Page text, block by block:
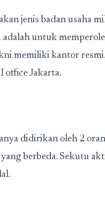
jenis badan usaha
untuk
memiliki kantor
office Jakarta.
didirikan oleh 2
berbeda. Sekutu